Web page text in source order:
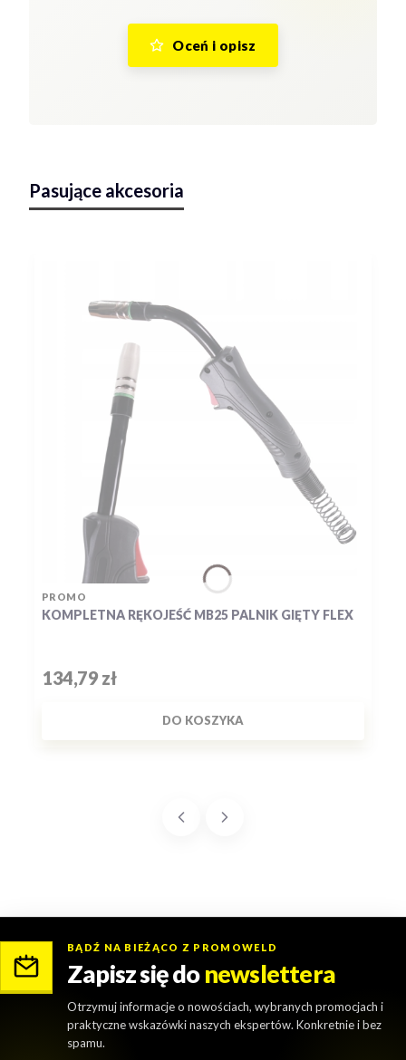
Oceń i opisz
Pasujące akcesoria
KOMPLETNA RĘKOJEŚĆ MB25 PALNIK GIĘTY FLEX
PRODUCENT
PROMO
Cena
134,79 zł
DO KOSZYKA
BĄDŹ NA BIEŻĄCO Z PROMOWELD
Zapisz się donewslettera
Otrzymuj informacje o nowościach, wybranych promocjach i
praktyczne wskazówki naszych ekspertów. Konkretnie i bez
spamu.